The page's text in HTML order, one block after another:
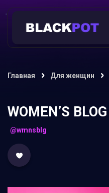
Главная Для женщин
WOMEN’S BLOG
@wmnsblg